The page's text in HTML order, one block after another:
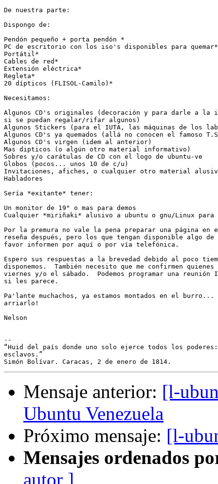
De nuestra parte:
Dispongo de:
Pendón pequeño + porta pendón *
PC de escritorio con los iso's disponibles para quemar*
Portátil*
Cables de red*
Extensión eléctrica*
Regleta*
20 dípticos (FLISOL-Camilo)*
Necesitamos:
Algunos CD's originales (decoración y para darle a
si se puedan regalar/rifar algunos)
Algunos Stickers (para el IUTA, las máquinas de los
Algunos CD's ya quemados (allá no conocen el famoso
Algunos CD's virgen (idem al anterior)
Mas dipticos (o algún otro material informativo)
Sobres y/o carátulas de CD con el logo de ubuntu-ve
Globos (pocos... unos 10 de c/u)
Invitaciones, afiches, o cualquier otro material
Habladores
Sería *exitante* tener:
Un monitor de 19" o mas para demos
Cualquier *miriñaki* alusivo a ubuntu o gnu/Linux para
Por la premura no vale la pena preparar una página en
reseña después, pero los que tengan disponible algo de
favor informen por aquí o por vía telefónica.
Espero sus respuestas a la brevedad debido al poco
disponemos.  También necesito que me confirmen
viernes y/o el sábado.  Podemos programar una reunión
si les parece.
Pa'lante muchachos, ya estamos montados en el burro...
arriarlo!
Nelson
--
“Huid del país donde uno solo ejerce todos los
esclavos.”
Mensaje anterior: [l-
Ubuntu Venezuela
Próximo mensaje: [l-
Mensajes ordenados
autor ]